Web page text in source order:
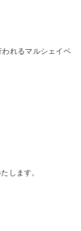
れるマルシェイベ
します。